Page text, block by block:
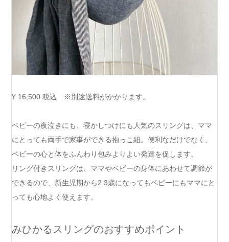
¥ 16,500 税込 ※別途送料がかかります。
ベビーの夜泣きにも、寝かしつけにも人気のスリングは、ママ
にとっても両手で家事ができる抱っこ紐。便利なだけでなく、
ベビーの心と体をふんわり包みよりよい発達を促します。
リング付きスリングは、ママやベビーの身体にあわせて調節が
できるので、新生児期から2.3歳になってもベビーにもママにと
っても心地よく使えます。
みひかるスリングのおすすめポイント